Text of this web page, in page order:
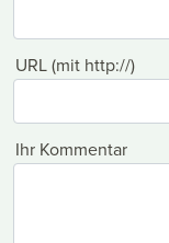
URL (mit http://)
Ihr Kommentar